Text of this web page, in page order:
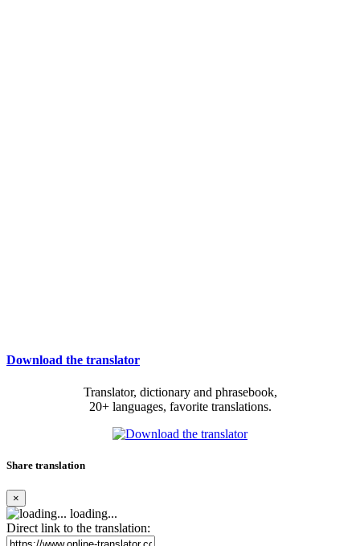
Download the translator
Translator, dictionary and phrasebook,
20+ languages, favorite translations.
Share translation
×
loading...
Direct link to the translation: